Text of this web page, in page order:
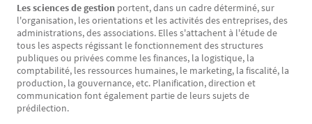
Les sciences de gestion portent, dans un cadre déterminé, sur
l'organisation, les orientations et les activités des entreprises, des
administrations, des associations. Elles s'attachent à l'étude de
tous les aspects régissant le fonctionnement des structures
publiques ou privées comme les finances, la logistique, la
comptabilité, les ressources humaines, le marketing, la fiscalité, la
production, la gouvernance, etc. Planification, direction et
communication font également partie de leurs sujets de
prédilection.